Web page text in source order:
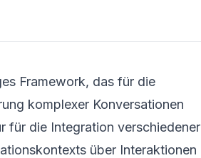
Framework, das für die
komplexer Konversationen
für die Integration verschiedener
über Interaktionen